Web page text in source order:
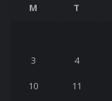
M T
3 4
10 11